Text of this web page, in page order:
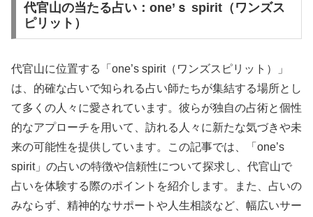
代官山の当たる占い：one’ｓ spirit（ワンズス
ピリット）
代官山に位置する「one’s spirit（ワンズスピリット）」
は、的確な占いで知られる占い師たちが集結する場所とし
て多くの人々に愛されています。彼らが独自の占術と個性
的なアプローチを用いて、訪れる人々に新たな気づきや未
来の可能性を提供しています。この記事では、「one’s
spirit」の占いの特徴や信頼性について探求し、代官山で
占いを体験する際のポイントを紹介します。また、占いの
みならず、精神的なサポートや人生相談など、幅広いサー